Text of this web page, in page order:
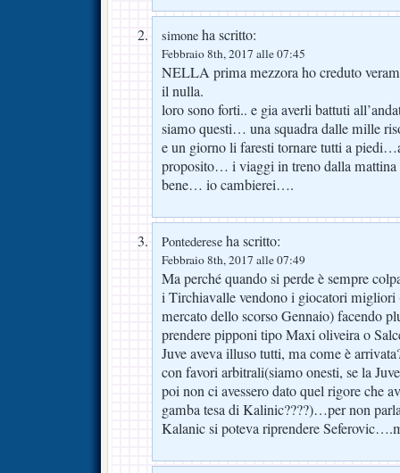
simone ha scritto:
Febbraio 8th, 2017 alle 07:45
NELLA prima mezzora ho creduto
il nulla.
loro sono forti.. e gia averli battuti
siamo questi… una squadra dalle mille
e un giorno li faresti tornare tutti a
proposito… i viaggi in treno dalla mattina
bene… io cambierei….
Pontederese ha scritto:
Febbraio 8th, 2017 alle 07:49
Ma perché quando si perde è sempre
i Tirchiavalle vendono i giocatori
mercato dello scorso Gennaio) facendo
prendere pipponi tipo Maxi oliveira o
Juve aveva illuso tutti, ma come è
con favori arbitrali(siamo onesti, se la
poi non ci avessero dato quel rigore che
gamba tesa di Kalinic????)…per non
Kalanic si poteva riprendere